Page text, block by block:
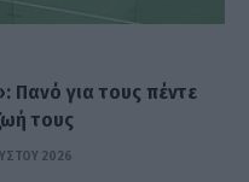
Πανό για τους πέντε
τους
2026